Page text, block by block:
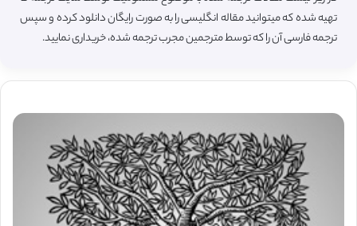
تهیه شده که میتوانید مقاله انگلیسی را به صورت رایگان دانلود کرده و سپس
ترجمه فارسی آن را که توسط مترجمین مجرب ترجمه شده، خریداری نمایید.